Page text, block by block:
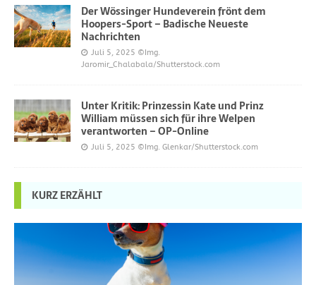
Der Wössinger Hundeverein frönt dem
Hoopers-Sport – Badische Neueste
Nachrichten
Juli 5, 2025 ©Img.
Jaromir_Chalabala/Shutterstock.com
Unter Kritik: Prinzessin Kate und Prinz
William müssen sich für ihre Welpen
verantworten – OP-Online
Juli 5, 2025 ©Img. Glenkar/Shutterstock.com
KURZ ERZÄHLT